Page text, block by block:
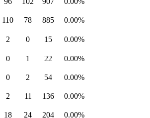
110 78 885 0.00%
2 0 15 0.00%
0 1 22 0.00%
0 2 54 0.00%
2 11 136 0.00%
18 24 204 0.00%